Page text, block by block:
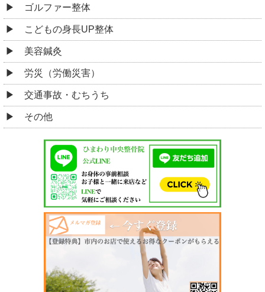
ゴルファー整体
こどもの身長UP整体
美容鍼灸
労災（労働災害）
交通事故・むちうち
その他